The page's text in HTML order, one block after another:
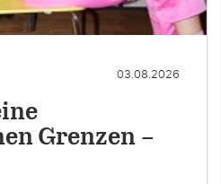
03.08.2026
Grenzen –